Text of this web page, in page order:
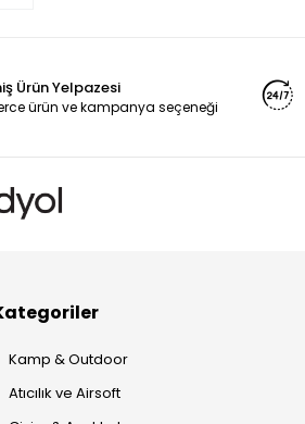
Ürün Yelpazesi
ürün ve kampanya seçeneği
Kamp & Outdoor
Atıcılık ve Airsoft